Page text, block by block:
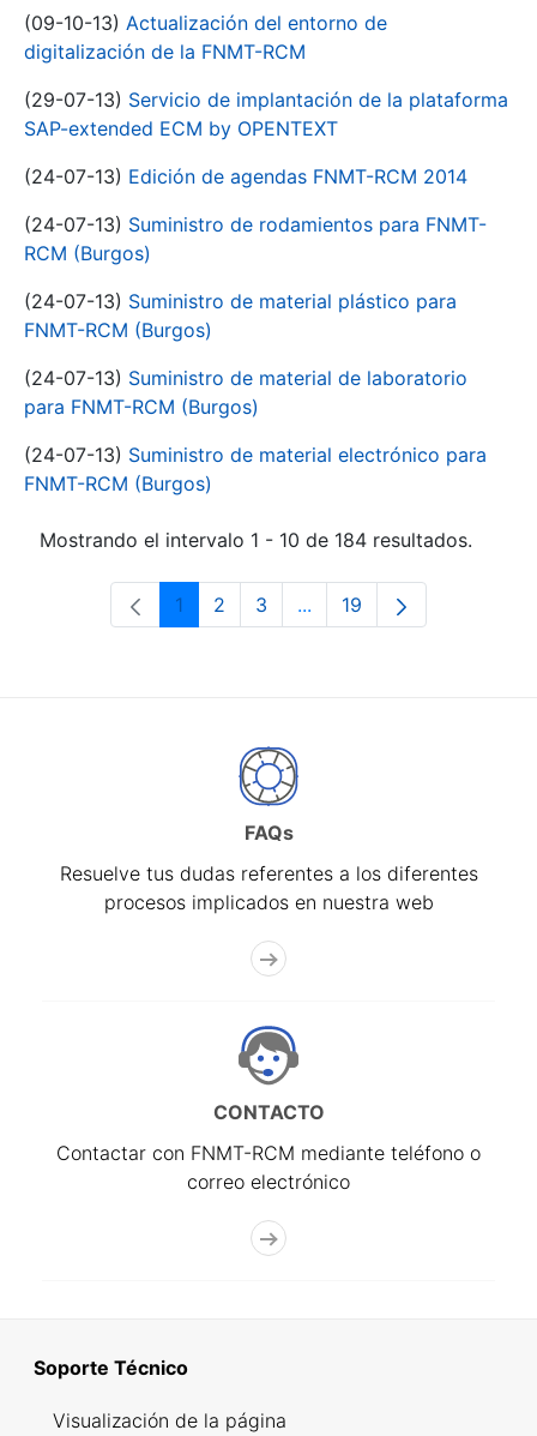
(09-10-13) Actualización del entorno de
digitalización de la FNMT-RCM
(29-07-13) Servicio de implantación de la plataforma
SAP-extended ECM by OPENTEXT
(24-07-13) Edición de agendas FNMT-RCM 2014
(24-07-13) Suministro de rodamientos para FNMT-
RCM (Burgos)
(24-07-13) Suministro de material plástico para
FNMT-RCM (Burgos)
(24-07-13) Suministro de material de laboratorio
para FNMT-RCM (Burgos)
(24-07-13) Suministro de material electrónico para
FNMT-RCM (Burgos)
Mostrando el intervalo 1 - 10 de 184 resultados.
Página
1 Página
2 Página
3 ...Páginas intermedias Use
Página
19
FAQs
Resuelve tus dudas referentes a los diferentes
procesos implicados en nuestra web
CONTACTO
Contactar con FNMT-RCM mediante teléfono o
correo electrónico
Soporte Técnico
Visualización de la página